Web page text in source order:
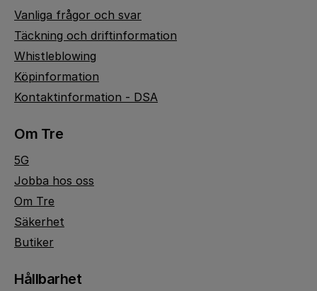
Vanliga frågor och svar
Täckning och driftinformation
Whistleblowing
Köpinformation
Kontaktinformation - DSA
Om Tre
5G
Jobba hos oss
Om Tre
Säkerhet
Butiker
Hållbarhet